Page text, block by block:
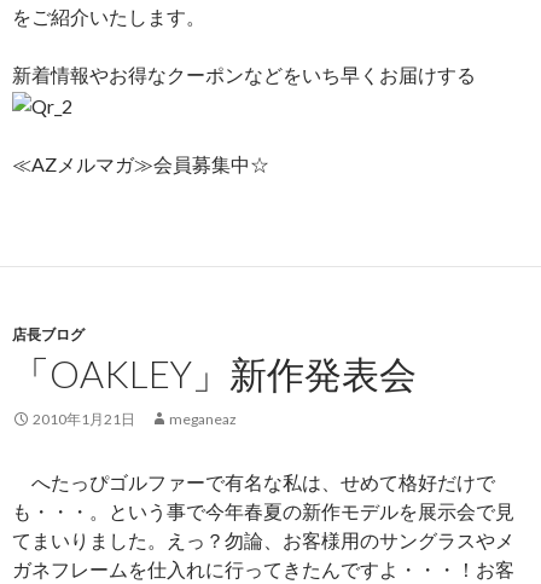
をご紹介いたします。
新着情報やお得なクーポンなどをいち早くお届けする
≪AZメルマガ≫会員募集中☆
店長ブログ
「OAKLEY」新作発表会
2010年1月21日 meganeaz
へたっぴゴルファーで有名な私は、せめて格好だけで
も・・・。という事で今年春夏の新作モデルを展示会で見
てまいりました。えっ？勿論、お客様用のサングラスやメ
ガネフレームを仕入れに行ってきたんですよ・・・！お客